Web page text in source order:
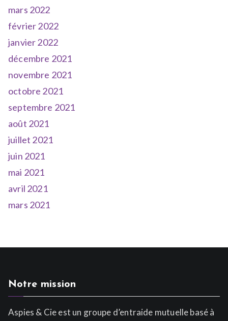
mars 2022
février 2022
janvier 2022
décembre 2021
novembre 2021
octobre 2021
septembre 2021
août 2021
juillet 2021
juin 2021
mai 2021
avril 2021
mars 2021
Notre mission
Aspies & Cie est un groupe d’entraide mutuelle basé à